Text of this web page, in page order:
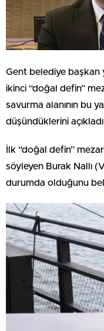
Gent belediye başkan
ikinci “doğal defin”
savurma alanının bu
düşündüklerini
İlk “doğal defin”
söyleyen Burak Nallı
durumda olduğunu